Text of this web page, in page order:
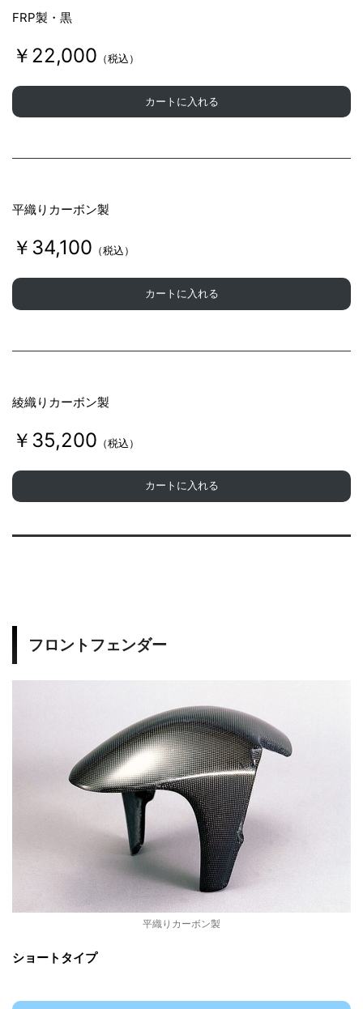
FRP製・黒
￥22,000 （税込）
カートに入れる
平織りカーボン製
￥34,100 （税込）
カートに入れる
綾織りカーボン製
￥35,200 （税込）
カートに入れる
フロントフェンダー
平織りカーボン製
ショートタイプ